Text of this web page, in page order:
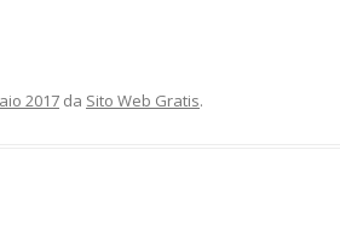
2017 da Sito Web Gratis.